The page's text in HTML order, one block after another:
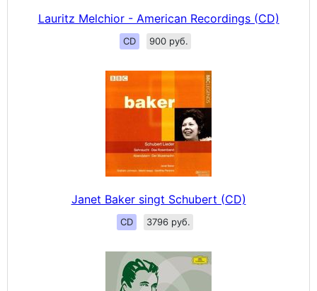
Lauritz Melchior - American Recordings (CD)
CD 900 руб.
Janet Baker singt Schubert (CD)
CD 3796 руб.